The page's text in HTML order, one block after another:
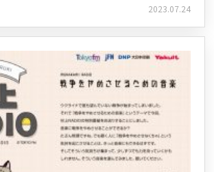
2023.07.24